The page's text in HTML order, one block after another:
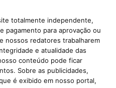
totalmente independente,
pagamento para aprovação ou
nossos redatores trabalharem
e atualidade das
conteúdo pode ficar
Sobre as publicidades,
é exibido em nosso portal,